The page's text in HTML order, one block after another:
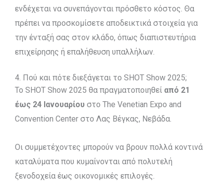
ενδέχεται να συνεπάγονται πρόσθετο κόστος. Θα
πρέπει να προσκομίσετε αποδεικτικά στοιχεία για
την ένταξή σας στον κλάδο, όπως διαπιστευτήρια
επιχείρησης ή επαλήθευση υπαλλήλων.
4. Πού και πότε διεξάγεται το SHOT Show 2025;
Το SHOT Show 2025 θα πραγματοποιηθεί από 21
έως 24 Ιανουαρίου στο The Venetian Expo and
Convention Center στο Λας Βέγκας, Νεβάδα.
Οι συμμετέχοντες μπορούν να βρουν πολλά κοντινά
καταλύματα που κυμαίνονται από πολυτελή
ξενοδοχεία έως οικονομικές επιλογές.